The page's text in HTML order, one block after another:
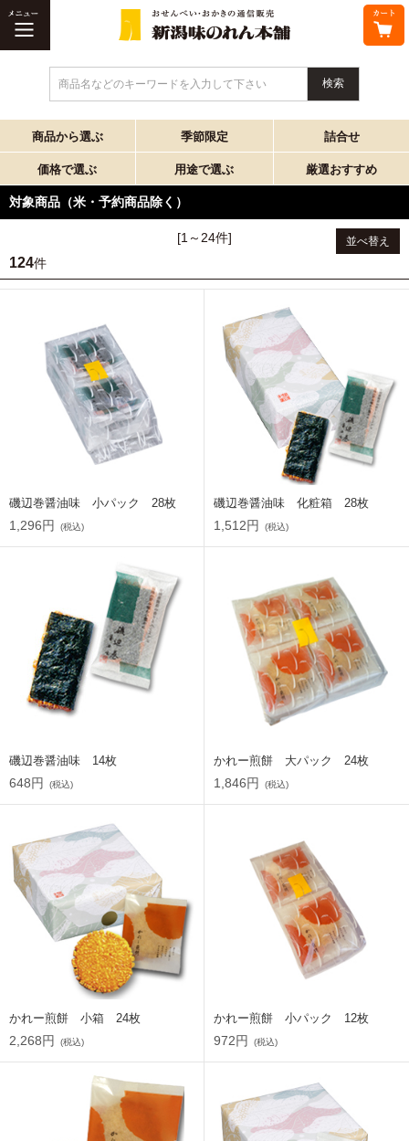
商品名などのキーワードを入力して下さい
商品から選ぶ 季節限定 詰合せ
価格で選ぶ 用途で選ぶ 厳選おすすめ
対象商品（米・予約商品除く）
並べ替え
[1～24件]
124件
磯辺巻醤油味 小パック 28枚
1,296円 (税込)
磯辺巻醤油味 化粧箱 28枚
1,512円 (税込)
磯辺巻醤油味 14枚
648円 (税込)
かれー煎餅 大パック 24枚
1,846円 (税込)
かれー煎餅 小箱 24枚
2,268円 (税込)
かれー煎餅 小パック 12枚
972円 (税込)